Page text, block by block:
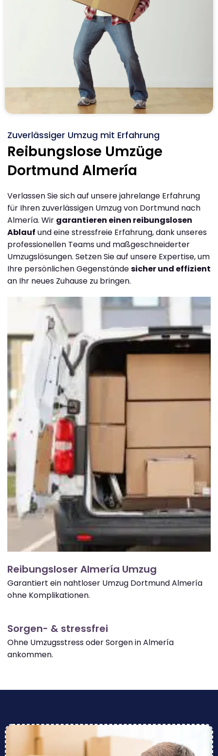
Zuverlässiger Umzug mit Erfahrung
Reibungslose Umzüge
Dortmund Almería
Verlassen Sie sich auf unsere jahrelange Erfahrung
für Ihren zuverlässigen Umzug von Dortmund nach
Almería. Wir garantieren einen reibungslosen
Ablauf und eine stressfreie Erfahrung, dank unseres
professionellen Teams und maßgeschneiderter
Umzugslösungen. Setzen Sie auf unsere Expertise, um
Ihre persönlichen Gegenständesicher und effizient
an Ihr neues Zuhause zu bringen.
Reibungsloser Almería Umzug
Garantiert ein nahtloser Umzug Dortmund Almería
ohne Komplikationen.
Sorgen- & stressfrei
Ohne Umzugsstress oder Sorgen in Almería
ankommen.